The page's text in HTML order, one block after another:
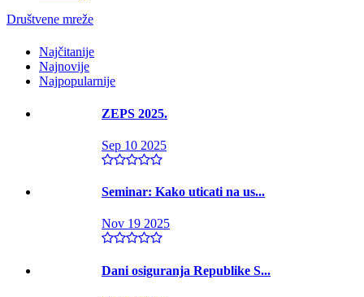
Društvene mreže
Najčitanije
Najnovije
Najpopularnije
ZEPS 2025.
Sep 10 2025
Seminar: Kako uticati na us...
Nov 19 2025
Dani osiguranja Republike S...